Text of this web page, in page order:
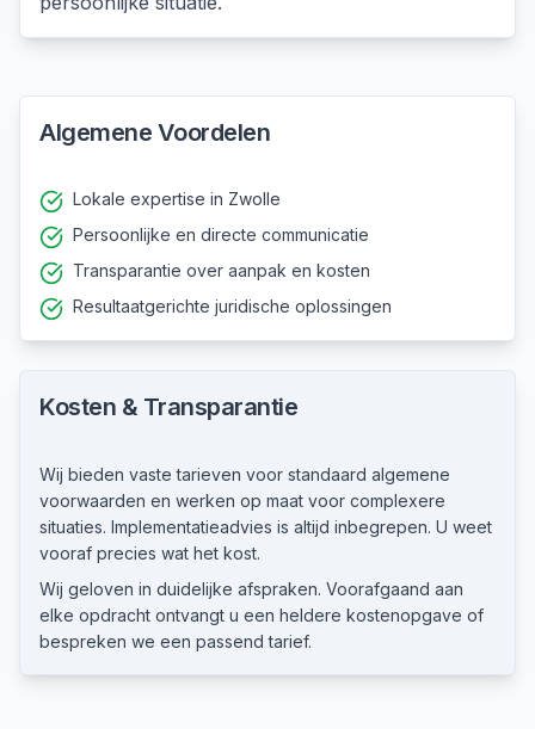
Algemene Voordelen
Lokale expertise in Zwolle
Persoonlijke en directe communicatie
Transparantie over aanpak en kosten
Resultaatgerichte juridische oplossingen
Kosten & Transparantie
Wij bieden vaste tarieven voor standaard algemene
voorwaarden en werken op maat voor complexere
situaties. Implementatieadvies is altijd inbegrepen. U weet
vooraf precies wat het kost.
Wij geloven in duidelijke afspraken. Voorafgaand aan
elke opdracht ontvangt u een heldere kostenopgave of
bespreken we een passend tarief.